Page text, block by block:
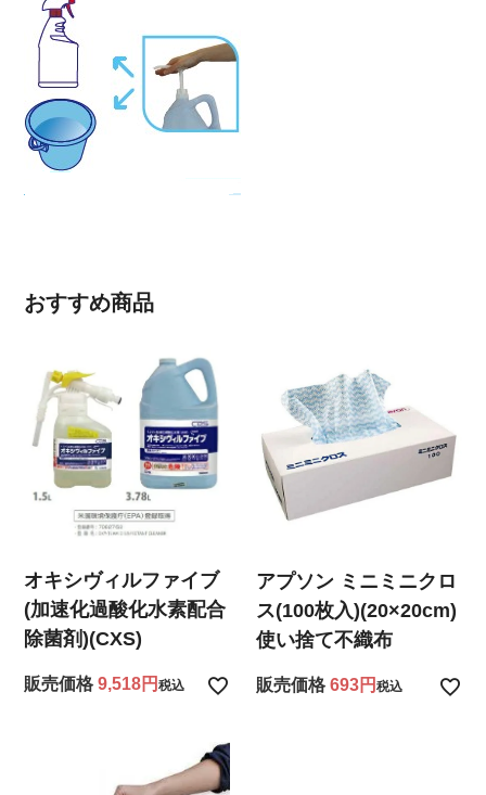
おすすめ商品
オキシヴィルファイブ
(加速化過酸化水素配合
除菌剤)(CXS)
販売価格 9,518 税込
アプソン ミニミニクロ
ス(100枚入)(20×20cm)
使い捨て不織布
販売価格 693 税込